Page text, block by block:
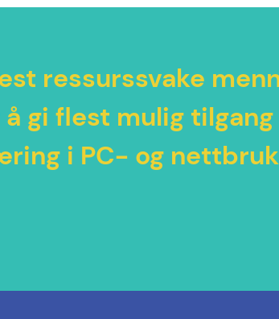
ressurssvake
gi flest mulig
i PC- og